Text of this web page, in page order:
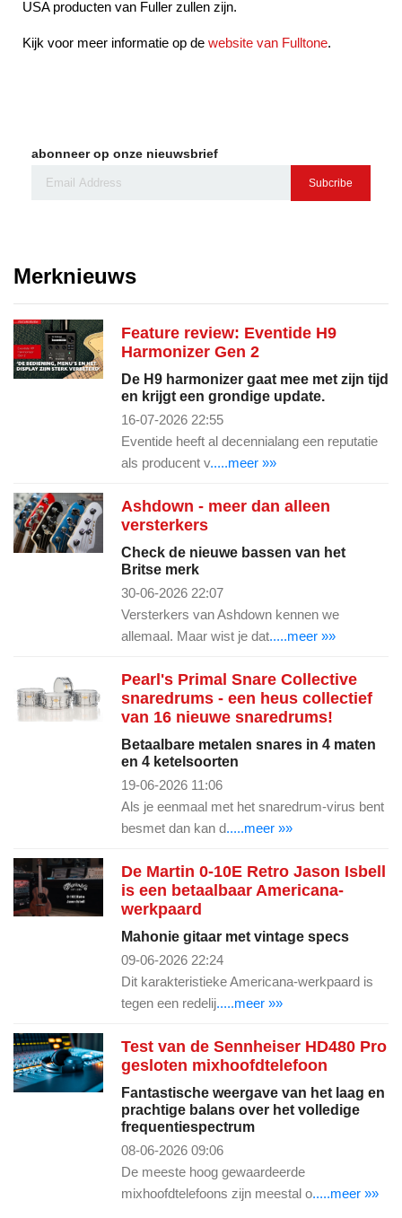
USA producten van Fuller zullen zijn.
Kijk voor meer informatie op de website van Fulltone.
abonneer op onze nieuwsbrief
Subcribe
Merknieuws
Feature review: Eventide H9
Harmonizer Gen 2
De H9 harmonizer gaat mee met zijn tijd
en krijgt een grondige update.
16-07-2026 22:55
Eventide heeft al decennialang een reputatie
als producent v.....meer »»
Ashdown - meer dan alleen
versterkers
Check de nieuwe bassen van het
Britse merk
30-06-2026 22:07
Versterkers van Ashdown kennen we
allemaal. Maar wist je dat.....meer »»
Pearl's Primal Snare Collective
snaredrums - een heus collectief
van 16 nieuwe snaredrums!
Betaalbare metalen snares in 4 maten
en 4 ketelsoorten
19-06-2026 11:06
Als je eenmaal met het snaredrum-virus bent
besmet dan kan d.....meer »»
De Martin 0-10E Retro Jason Isbell
is een betaalbaar Americana-
werkpaard
Mahonie gitaar met vintage specs
09-06-2026 22:24
Dit karakteristieke Americana-werkpaard is
tegen een redelij.....meer »»
Test van de Sennheiser HD480 Pro
gesloten mixhoofdtelefoon
Fantastische weergave van het laag en
prachtige balans over het volledige
frequentiespectrum
08-06-2026 09:06
De meeste hoog gewaardeerde
mixhoofdtelefoons zijn meestal o.....meer »»